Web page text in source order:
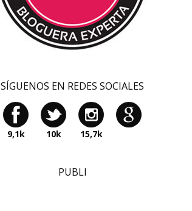
SÍGUENOS EN REDES SOCIALES
9,1k 10k 15,7k
PUBLI